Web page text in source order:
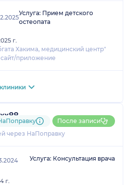
Услуга: Прием детского
остеопата
г.
Хакима, медицинский центр"
приложение
через НаПоправку
После записи
Услуга: Консультация врача
г.